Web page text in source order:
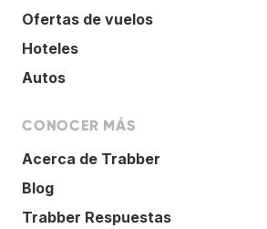
Ofertas de vuelos
Hoteles
Autos
CONOCER MÁS
Acerca de Trabber
Blog
Trabber Respuestas